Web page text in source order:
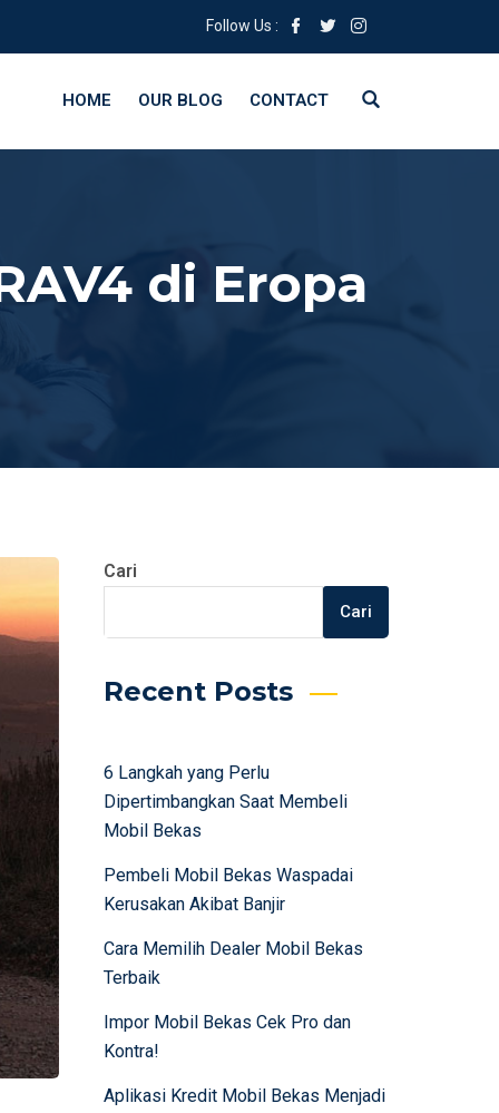
Follow Us :
HOME OUR BLOG CONTACT
di Eropa
Cari
Cari
Recent Posts
6 Langkah yang Perlu
Dipertimbangkan Saat Membeli
Mobil Bekas
Pembeli Mobil Bekas Waspadai
Kerusakan Akibat Banjir
Cara Memilih Dealer Mobil Bekas
Terbaik
Impor Mobil Bekas Cek Pro dan
Kontra!
Aplikasi Kredit Mobil Bekas Menjadi